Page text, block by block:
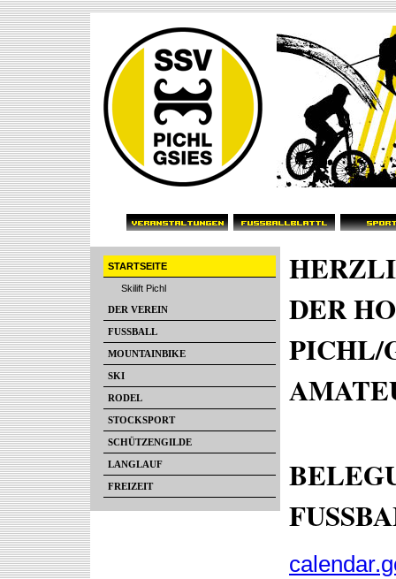
STARTSEITE
Skilift Pichl
DER VEREIN
FUSSBALL
MOUNTAINBIKE
SKI
RODEL
STOCKSPORT
SCHÜTZENGILDE
LANGLAUF
FREIZEIT
DER
PICHL/